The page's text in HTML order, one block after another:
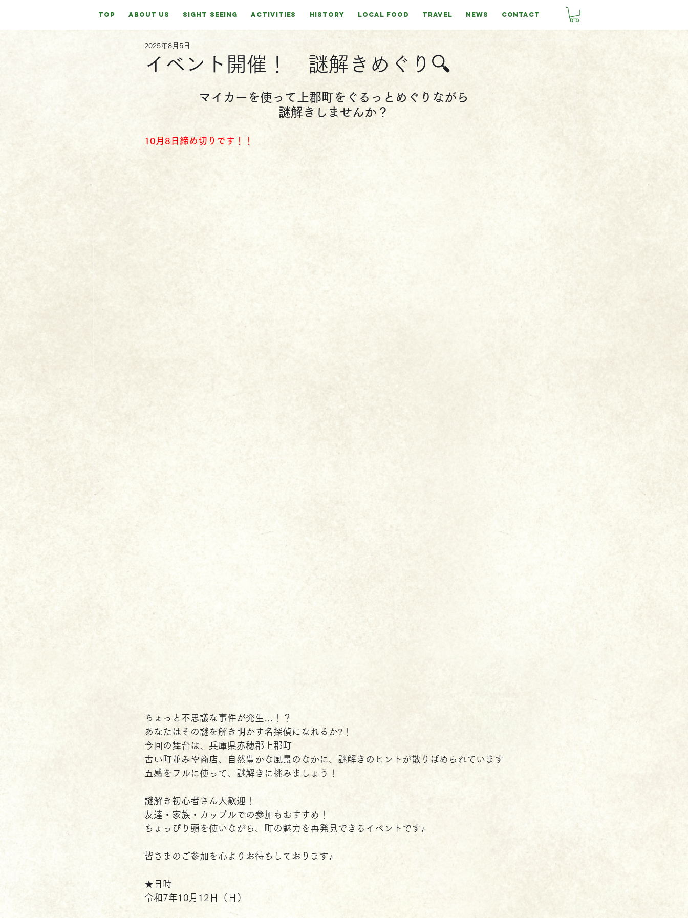
TOP ABOUT US SIGHT SEEING ACTIVITIES HISTORY LOCAL FOOD TRAVEL NEWS CONTACT
イベント開催！ 謎解きめぐり🔍
2025年8月5日
マイカーを使って上郡町をぐるっとめぐりながら
謎解きしませんか？
10月8日締め切りです！！
ちょっと不思議な事件が発生…！？
あなたはその謎を解き明かす名探偵になれるか?！
今回の舞台は、兵庫県赤穂郡上郡町
古い町並みや商店、自然豊かな風景のなかに、謎解きのヒントが散りばめられています
五感をフルに使って、謎解きに挑みましょう！
謎解き初心者さん大歓迎！
友達・家族・カップルでの参加もおすすめ！
ちょっぴり頭を使いながら、町の魅力を再発見できるイベントです♪
皆さまのご参加を心よりお待ちしております♪
★日時
令和7年10月12日（日）